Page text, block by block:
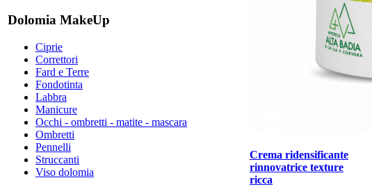
Dolomia MakeUp
Ciprie
Correttori
Fard e Terre
Fondotinta
Labbra
Manicure
Occhi - ombretti - matite - mascara
Ombretti
Pennelli
Struccanti
Viso dolomia
Crema ridensificante
rinnovatrice texture
ricca